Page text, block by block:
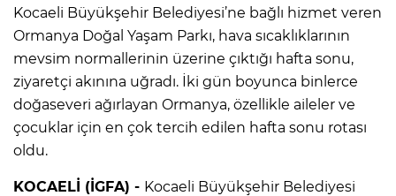
Kocaeli Büyükşehir Belediyesi’ne bağlı hizmet veren
Ormanya Doğal Yaşam Parkı, hava sıcaklıklarının
mevsim normallerinin üzerine çıktığı hafta sonu,
ziyaretçi akınına uğradı. İki gün boyunca binlerce
doğaseveri ağırlayan Ormanya, özellikle aileler ve
çocuklar için en çok tercih edilen hafta sonu rotası
oldu.
KOCAELİ (İGFA) - Kocaeli Büyükşehir Belediyesi